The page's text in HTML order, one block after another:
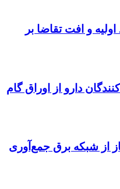
و افت تقاضا بر
دارو از اوراق گام
از شبکه برق جمع‌آوری